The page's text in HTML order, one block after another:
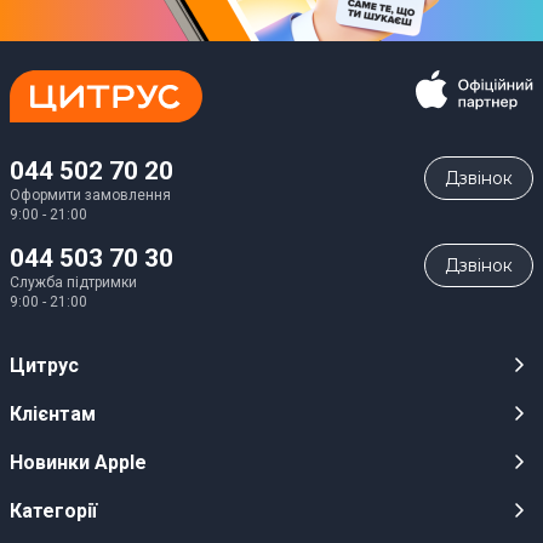
044 502 70 20
Оформити замовлення
9:00 - 21:00
Дзвiнок
044 503 70 30
Служба підтримки
9:00 - 21:00
Дзвiнок
Цитрус
Кар’єра
Оптовим клієнтам
Клієнтам
Публічні оферти
Новинки Apple
iPhone 17
Категорії